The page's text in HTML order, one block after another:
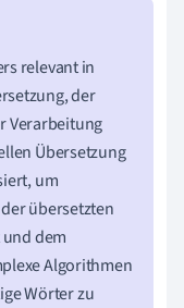
relevant in
der
Verarbeitung
Übersetzung
um
übersetzten
dem
Algorithmen
Wörter zu